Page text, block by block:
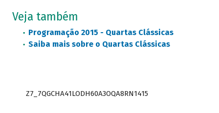
Veja também
Programação 2015 - Quartas Clássicas
Saiba mais sobre o Quartas Clássicas
Z7_7QGCHA41LODH60A3OQA8RN1415